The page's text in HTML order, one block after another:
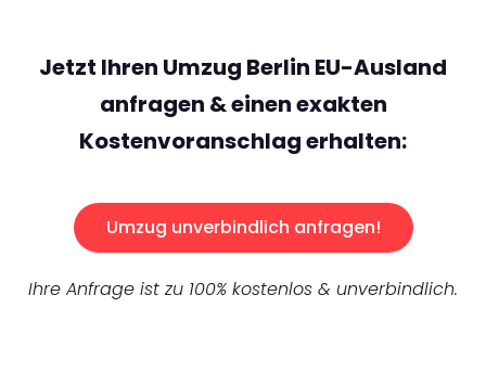
Jetzt Ihren Umzug Berlin EU-Ausland
anfragen & einen exakten
Kostenvoranschlag erhalten:
Umzug unverbindlich anfragen!
Ihre Anfrage ist zu 100% kostenlos & unverbindlich.